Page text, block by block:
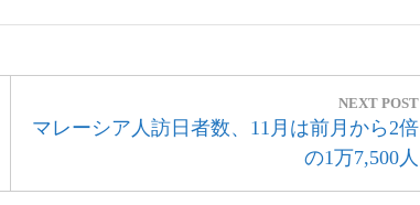
NEXT POST
Next
マレーシア人訪日者数、11月は前月から2倍
の1万7,500人